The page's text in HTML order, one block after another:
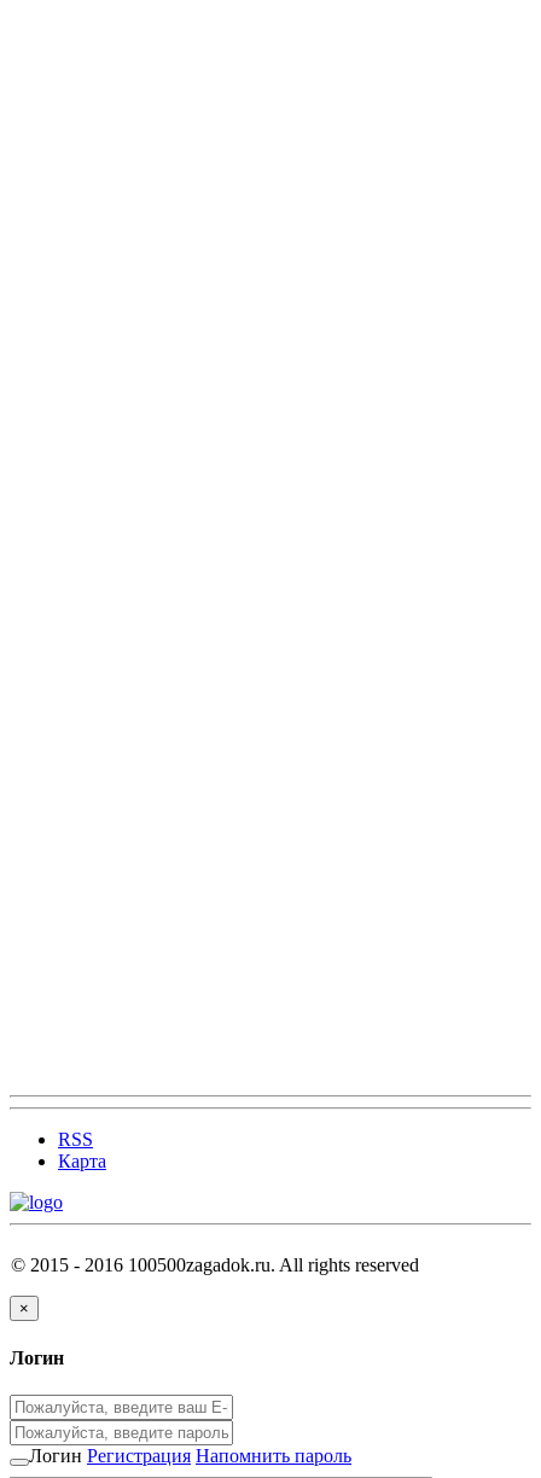
RSS
Карта
© 2015 - 2016 100500zagadok.ru. All rights reserved
×
Логин
Логин Регистрация Напомнить пароль